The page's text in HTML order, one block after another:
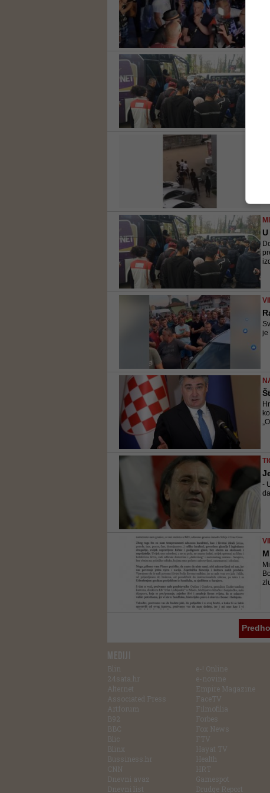
-
je
-
MEDIJI
Blin
24sata.hr
Alternet
Associated Press
Artforum
B92
BBC
Blic
Blinx
Bussiness.hr
CNN
Dnevni avaz
Dnevni list
e-! Online
e-novine
Empire Magazine
FaceTV
Filmofilia
Forbes
Fox News
FTV
Hayat TV
Health
HRT
Gamespot
Drudge Report